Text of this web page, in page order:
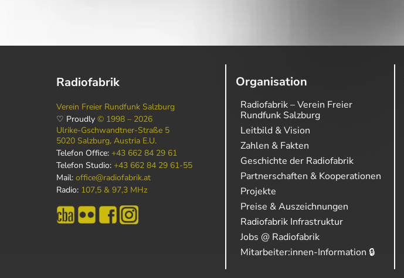
Radiofabrik
Verein Freier Rundfunk Salzburg
♡ Proudly © 1998 – 2026
Ulrike-Gschwandtner-Straße 5
5020 Salzburg, Austria E.U.
Telefon Office: +43 662 84 29 61
Telefon Studio: +43 662 84 29 61-55
Mail: office@radiofabrik.at
Radio: 107,5 & 97,3 MHz
Organisation
Radiofabrik – Verein Freier
Rundfunk Salzburg
Leitbild & Vision
Zahlen & Fakten
Geschichte der Radiofabrik
Partnerschaften & Kooperationen
Projekte
Preise & Auszeichnungen
Radiofabrik Infrastruktur
Jobs @ Radiofabrik
Mitarbeiter:innen-Information 🔒